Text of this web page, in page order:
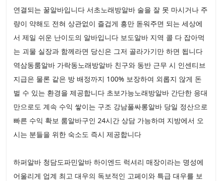
연결되는 꿀알바입니다 서초노래방알바 술을 잘 못 마시거나 주
량이 약해도 전혀 상관없이 즐겁게 흥만 돋워주면 되는 세상에
서 제일 쉬운 난이도의 알바입니다 보도알바 지역 콜 다 잡아먹
는 괴물 실장과 함께라면 당신은 그저 골라가기만 하면 됩니다
역삼동룸알바 가락동노래방알바 친구와 동반 근무 시 인센티브
지급은 물론 같은 방 배정까지 100% 보장하여 외롭지 않게 돈
벌 수 있는 환경을 제공합니다 초보가능노래방알바 간단한 응대
만으로도 계속 수익 쌓이는 구조 강남풀싸롱알바 당일 정산으로
빠른 수익 확보 룸알바구인 24시간 상담 가능하며 지방에서 오
시는 분들을 위한 숙소도 즉시 제공합니다
하퍼알바 청담도파민알바 하이엔드 럭셔리 매장이라는 명성에
어울리게 업계 최고 대우의 독보적인 고페이와 특급 대우를 보